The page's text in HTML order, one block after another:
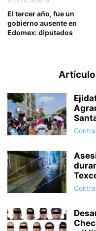
El tercer año, fue un
gobierno ausente en
Edomex: diputados